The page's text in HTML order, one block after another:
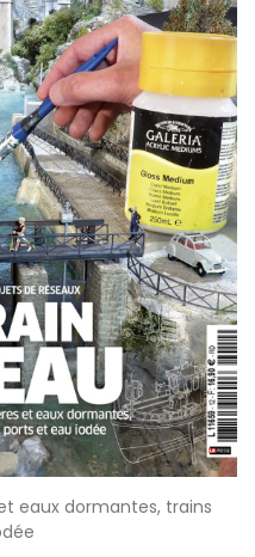
eaux dormantes, trains